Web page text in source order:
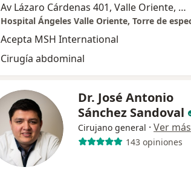
Av Lázaro Cárdenas 401, Valle Oriente, San Pedro Garza Garcia
Acepta MSH International
Cirugía abdominal
Dr. José Antonio
Sánchez Sandoval
Cirujano general · Ver más
143 opiniones